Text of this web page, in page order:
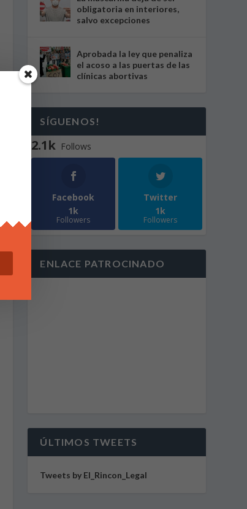
obligatoria en interiores,
salvo excepciones
Aprobada la ley que penaliza
el acoso a las puertas de las
clínicas abortivas
SÍGUENOS!
2.1k Follows
Facebook
1k
Followers
Twitter
1k
Followers
ENLACE PATROCINADO
ÚLTIMOS TWEETS
Tweets by El_Rincon_Legal